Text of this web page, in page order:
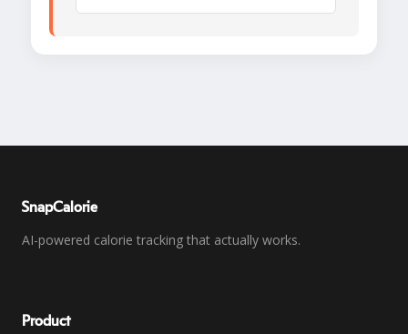
SnapCalorie
AI-powered calorie tracking that actually works.
Product